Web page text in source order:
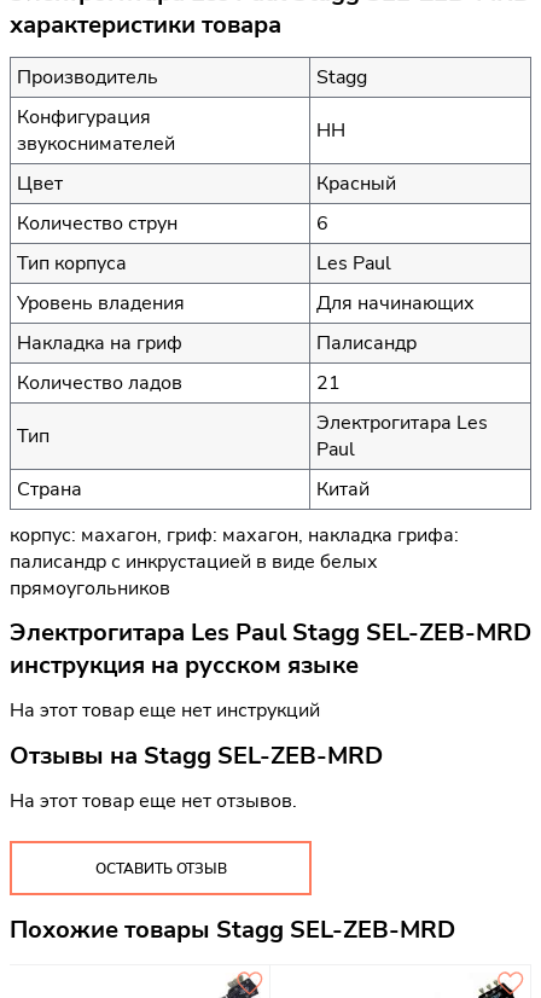
характеристики товара
Производитель
Stagg
Конфигурация
звукоснимателей
HH
Цвет
Красный
Количество струн
6
Тип корпуса
Les Paul
Уровень владения
Для начинающих
Накладка на гриф
Палисандр
Количество ладов
21
Тип
Электрогитара Les
Paul
Страна
Китай
корпус: махагон, гриф: махагон, накладка грифа:
палисандр с инкрустацией в виде белых
прямоугольников
Электрогитара Les Paul Stagg SEL-ZEB-MRD
инструкция на русском языке
На этот товар еще нет инструкций
Отзывы на Stagg SEL-ZEB-MRD
На этот товар еще нет отзывов.
ОСТАВИТЬ ОТЗЫВ
Похожие товары Stagg SEL-ZEB-MRD